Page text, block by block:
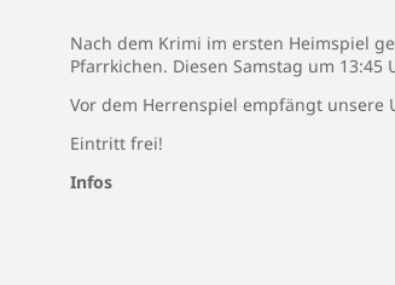
Nach dem Krimi im ersten Heimspiel
Pfarrkichen. Diesen Samstag um
Vor dem Herrenspiel empfängt unsere
Eintritt frei!
Infos